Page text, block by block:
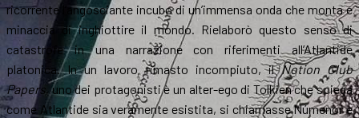
ricorrente l’angosciante incubo di un’immensa onda che monta e
minaccia di inghiottire il mondo. Rielaborò questo senso di
catastrofe in una narrazione con riferimenti all’Atlantide
platonica. In un lavoro rimasto incompiuto, ilNotion Club
Papers , uno dei protagonisti è un alter-ego di Tolkien che spiega
come Atlantide sia veramente esistita, si chiamasse Númenor e